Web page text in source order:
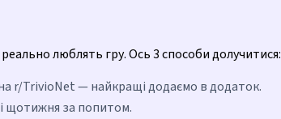
люблять гру. Ось 3 способи долучитися:
r/TrivioNet — найкращі додаємо в додаток.
щотижня за попитом.